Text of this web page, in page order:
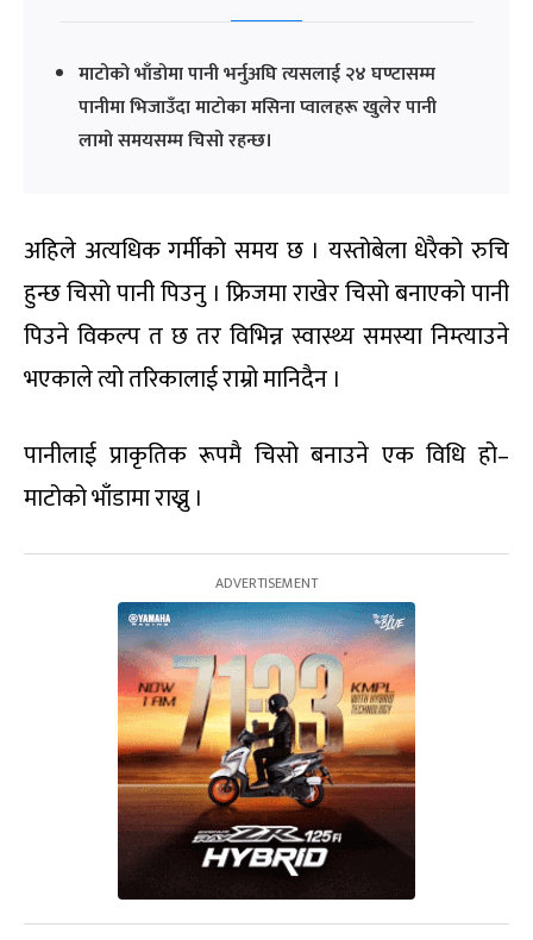
माटोको भाँडोमा पानी भर्नुअघि त्यसलाई २४ घण्टासम्म
पानीमा भिजाउँदा माटोका मसिना प्वालहरू खुलेर पानी
लामो समयसम्म चिसो रहन्छ।
अहिले अत्यधिक गर्मीको समय छ । यस्तोबेला धेरैको रुचि
हुन्छ चिसो पानी पिउनु । फ्रिजमा राखेर चिसो बनाएको पानी
पिउने विकल्प त छ तर विभिन्न स्वास्थ्य समस्या निम्त्याउने
भएकाले त्यो तरिकालाई राम्रो मानिदैन ।
पानीलाई प्राकृतिक रूपमै चिसो बनाउने एक विधि हो–
माटोको भाँडामा राख्नु ।